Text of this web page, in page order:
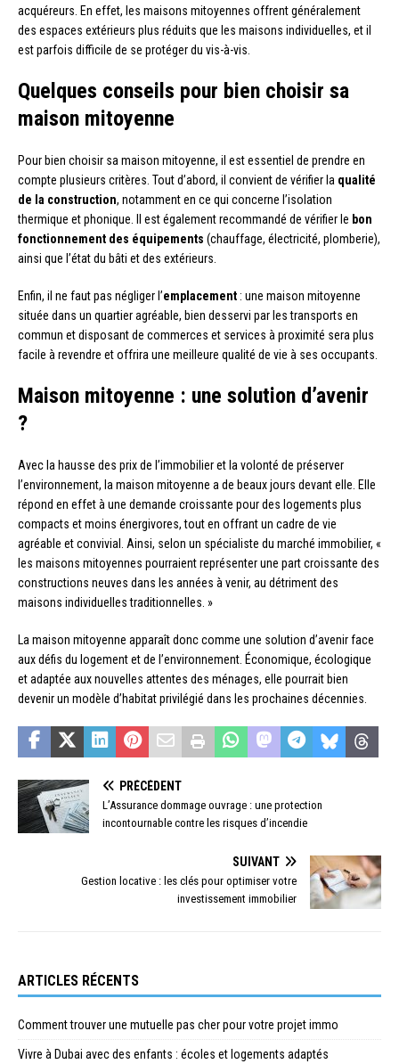
acquéreurs. En effet, les maisons mitoyennes offrent généralement
des espaces extérieurs plus réduits que les maisons individuelles, et il
est parfois difficile de se protéger du vis-à-vis.
Quelques conseils pour bien choisir sa
maison mitoyenne
Pour bien choisir sa maison mitoyenne, il est essentiel de prendre en
compte plusieurs critères. Tout d’abord, il convient de vérifier la qualité
de la construction, notamment en ce qui concerne l’isolation
thermique et phonique. Il est également recommandé de vérifier le bon
fonctionnement des équipements (chauffage, électricité, plomberie),
ainsi que l’état du bâti et des extérieurs.
Enfin, il ne faut pas négliger l’emplacement : une maison mitoyenne
située dans un quartier agréable, bien desservi par les transports en
commun et disposant de commerces et services à proximité sera plus
facile à revendre et offrira une meilleure qualité de vie à ses occupants.
Maison mitoyenne : une solution d’avenir
?
Avec la hausse des prix de l’immobilier et la volonté de préserver
l’environnement, la maison mitoyenne a de beaux jours devant elle. Elle
répond en effet à une demande croissante pour des logements plus
compacts et moins énergivores, tout en offrant un cadre de vie
agréable et convivial. Ainsi, selon un spécialiste du marché immobilier, «
les maisons mitoyennes pourraient représenter une part croissante des
constructions neuves dans les années à venir, au détriment des
maisons individuelles traditionnelles. »
La maison mitoyenne apparaît donc comme une solution d’avenir face
aux défis du logement et de l’environnement. Économique, écologique
et adaptée aux nouvelles attentes des ménages, elle pourrait bien
devenir un modèle d’habitat privilégié dans les prochaines décennies.
PRÉCÉDENT
L’Assurance dommage ouvrage : une protection
incontournable contre les risques d’incendie
SUIVANT
Gestion locative : les clés pour optimiser votre
investissement immobilier
ARTICLES RÉCENTS
Comment trouver une mutuelle pas cher pour votre projet immo
Vivre à Dubai avec des enfants : écoles et logements adaptés